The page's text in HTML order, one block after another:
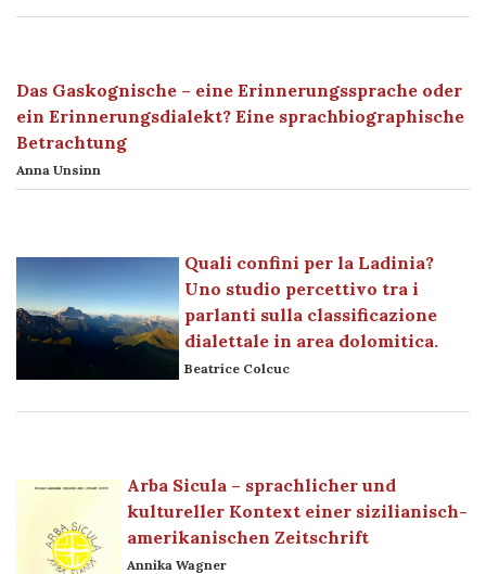
Das Gaskognische – eine Erinnerungssprache oder
ein Erinnerungsdialekt? Eine sprachbiographische
Betrachtung
Anna Unsinn
Quali confini per la Ladinia?
Uno studio percettivo tra i
parlanti sulla classificazione
dialettale in area dolomitica.
Beatrice Colcuc
Arba Sicula – sprachlicher und
kultureller Kontext einer sizilianisch-
amerikanischen Zeitschrift
Annika Wagner